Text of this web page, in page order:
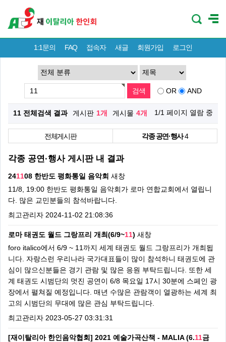
1:1문의 FAQ 접속자 새글 회원가입 로그인
OR AND
11 전체검색 결과 게시판 1개 게시물 4개 1/1 페이지 열람 중
전체게시판 각종 공연·행사4
각종 공연·행사 게시판 내 결과
241108 한반도 평화통일 음악회 새창
11/8, 19:00 한반도 평화통일 음악회가 로마 연합교회에서 열립니
다. 많은 교민분들의 참석바랍니다.
최고관리자 2024-11-02 21:08:36
로마 태권도 월드 그랑프리 개최(6/9~11) 새창
foro italico에서 6/9 ~ 11까지 세계 태권도 월드 그랑프리가 개최됩
니다. 자랑스런 우리나라 국가대표들이 많이 참석하니 태권도에 관
심이 많으신분들은 경기 관람 및 많은 응원 부탁드립니다. 또한 세
계 태권도 시범단의 멋진 공연이 6/8 목요일 17시 30분에 스페인 광
장에서 펼쳐질 예정입니다. 매년 수많은 관람객이 열광하는 세계 최
고의 시범단의 무대에 많은 관심 부탁드립니다.
최고관리자 2023-05-27 03:31:31
[재이탈리아 한인음악협회] 2021 예술가곡산책 - MALIA (6.11금